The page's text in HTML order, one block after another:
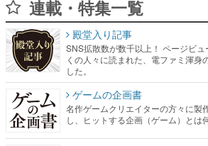
くの人々に読まれた、電ファミ渾身
した。
ゲームの企画書
名作ゲームクリエイターの方々に製
し、ヒットする企画（ゲーム）とは
赫本
この物語を解いてはいけない。『赫
をした短編ホラー小説集です。